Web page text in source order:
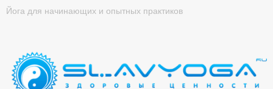
Йога для начинающих и опытных практиков